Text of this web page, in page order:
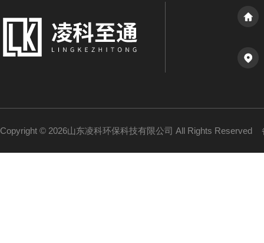
Copyright © 2026山东凌科环保科技有限公司 All Rights Reserved